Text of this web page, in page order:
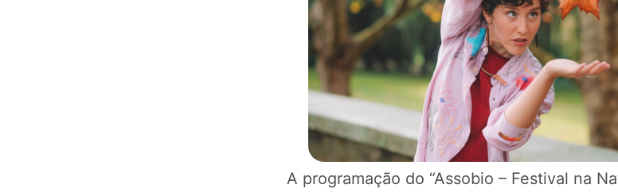
A programação do “Assobio – Festival na